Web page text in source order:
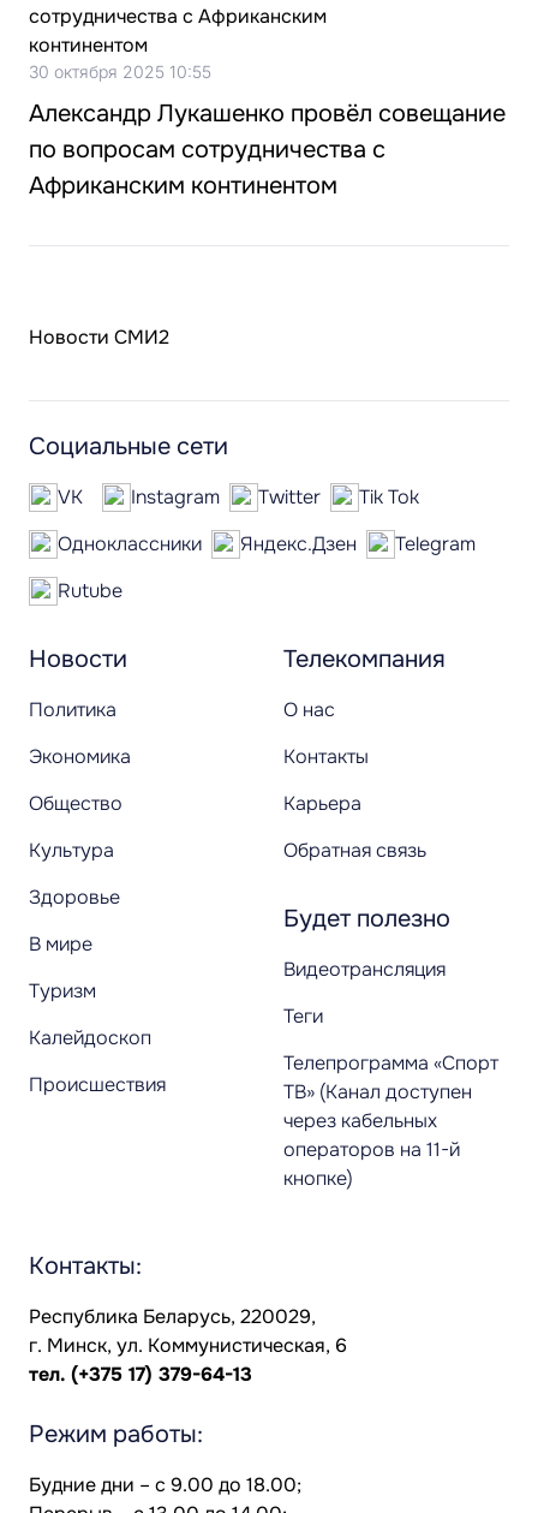
30 октября 2025 10:55
Александр Лукашенко провёл совещание
по вопросам сотрудничества с
Африканским континентом
Новости СМИ2
Новости
Политика
Экономика
Общество
Культура
Здоровье
В мире
Туризм
Калейдоскоп
Происшествия
Телекомпания
О нас
Контакты
Карьера
Обратная связь
Будет полезно
Видеотрансляция
Теги
Телепрограмма «Спорт
ТВ» (Канал доступен
через кабельных
операторов на 11-й
кнопке)
Социальные сети
VK Instagram Twitter
Tik Tok
Одноклассники
Яндекс.Дзен
Telegram
Rutube
Контакты:
Республика Беларусь, 220029,
г. Минск, ул. Коммунистическая, 6
тел. (+375 17) 379-64-13
Режим работы:
Будние дни – с 9.00 до 18.00;